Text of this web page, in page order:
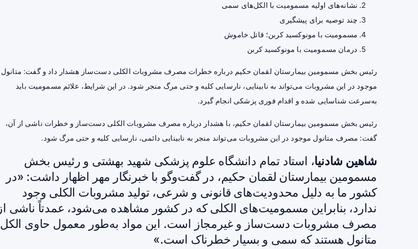
نشانه‌های اولیه مسمومیت با الکل‌های سمی
چند توصیه برای پیشگیری
مسمومیت با مونوکسید کربن؛ قاتل خاموش
درمان مسمومیت با مونوکسید کربن
رئیس بخش مسمومین بیمارستان لقمان حکیم درباره خطرات مصرف مشروبات الکلی دست‌ساز هشدار داد و گفت: متانول
موجود در این مشروبات می‌تواند به نابینایی، نارسایی کلیه و حتی مرگ منجر شود. در این شرایط، علائم مسمومیت باید
به‌سرعت شناسایی شده و اقدام فوری پزشکی انجام گیرد.
رئیس بخش مسمومین بیمارستان لقمان حکیم، با هشدار درباره مصرف مشروبات الکلی دست‌ساز و خطرات ناشی از آن،
گفت: مصرف متانول موجود در این مشروبات می‌تواند منجر به نابینایی دائمی، نارسایی کلیه و حتی مرگ شود.
شاهین شادنیا، استاد تمام دانشگاه علوم پزشکی شهید بهشتی و رئیس بخش
مسمومین بیمارستان لقمان حکیم، در گفت‌وگو با خبرنگار مهر اظهار داشت: «در
کشور ما به دلیل محدودیت‌های قانونی و شرعی، تولید مشروبات الکلی وجود
ندارد، بنابراین مسمومیت‌های الکلی که در کشور مشاهده می‌شود، عمدتاً ناشی از
مصرف مشروبات دست‌ساز و غیرمجاز است. این مواد به‌طور معمول حاوی الکل
متانول هستند که سمی و بسیار خطرناک است.»